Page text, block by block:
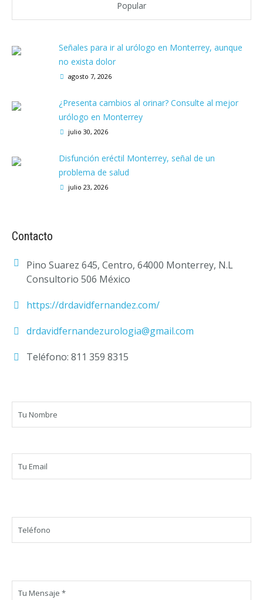
Popular
Señales para ir al urólogo en Monterrey, aunque
no exista dolor
agosto 7, 2026
¿Presenta cambios al orinar? Consulte al mejor
urólogo en Monterrey
julio 30, 2026
Disfunción eréctil Monterrey, señal de un
problema de salud
julio 23, 2026
Contacto
Pino Suarez 645, Centro, 64000 Monterrey, N.L
Consultorio 506 México
https://drdavidfernandez.com/
drdavidfernandezurologia@gmail.com
Teléfono: 811 359 8315